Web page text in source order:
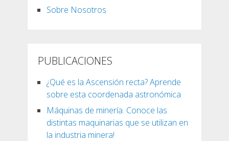
Sobre Nosotros
PUBLICACIONES
¿Qué es la Ascensión recta? Aprende
sobre esta coordenada astronómica
Máquinas de minería. Conoce las
distintas maquinarias que se utilizan en
la industria minera!